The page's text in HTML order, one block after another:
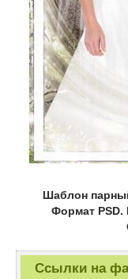
Шаблон
Формат PSD.
Ссылки на